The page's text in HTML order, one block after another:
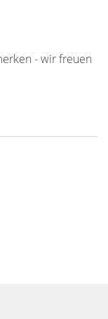
- wir freuen